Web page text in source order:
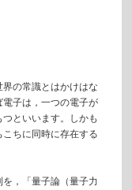
の常識とはかけはな
子は，一つの電子が
といいます。しかも
ちに同時に存在する
，「量子論（量子力